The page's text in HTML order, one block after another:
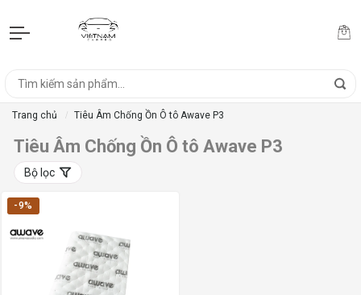
Trang chủ Tiêu Âm Chống Ồn Ô tô Awave P3
Tiêu Âm Chống Ồn Ô tô Awave P3
Bộ lọc
-9%